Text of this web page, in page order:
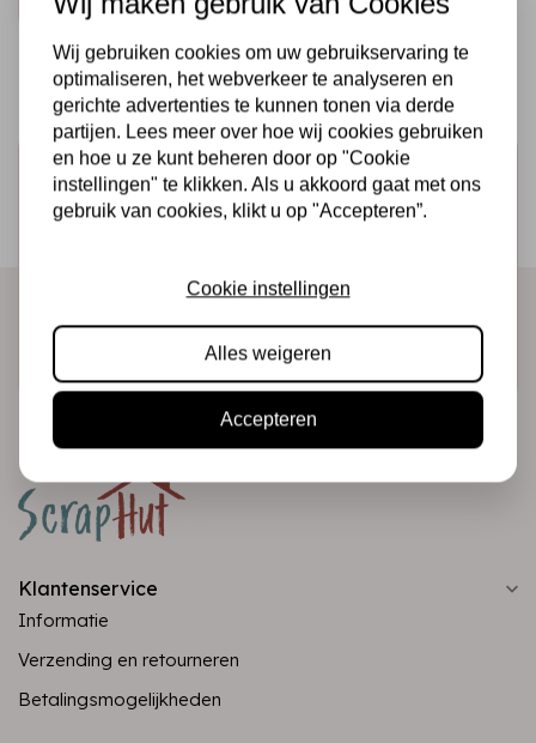
Schrijf je in voor de nieuwsbrief
Ontvang als eerste onze actie en nieuwe producten
Klantenservice
Informatie
Verzending en retourneren
Betalingsmogelijkheden
Wij gebruiken cookies om uw gebruikservaring te
optimaliseren, het webverkeer te analyseren en
gerichte advertenties te kunnen tonen via derde
partijen. Lees meer over hoe wij cookies gebruiken
en hoe u ze kunt beheren door op "Cookie
instellingen" te klikken. Als u akkoord gaat met ons
gebruik van cookies, klikt u op "Accepteren”.
Cookie instellingen
Alles weigeren
Accepteren